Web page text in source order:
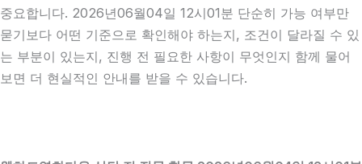
중요합니다. 2026년06월04일 12시01분 단순히 가능 여부만
묻기보다 어떤 기준으로 확인해야 하는지, 조건이 달라질 수 있
는 부분이 있는지, 진행 전 필요한 사항이 무엇인지 함께 물어
보면 더 현실적인 안내를 받을 수 있습니다.